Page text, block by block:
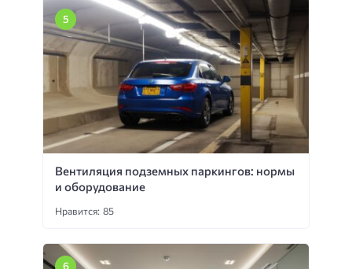
Вентиляция подземных паркингов: нормы
и оборудование
Нравится: 85